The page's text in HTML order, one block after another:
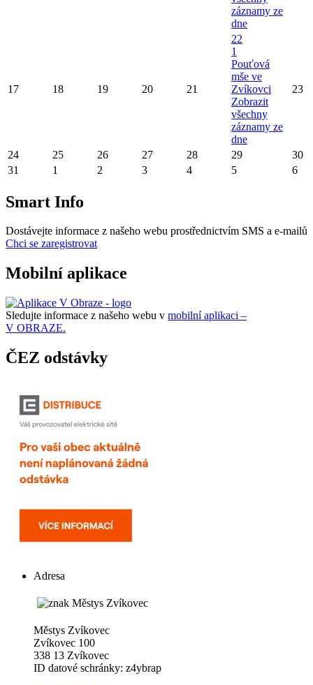
záznamy ze
dne
17 18 19 20 21
22
1
Pouťová
mše ve
Zvíkovci
Zobrazit
všechny
záznamy ze
dne
23
24 25 26 27 28 29
30
31
1 2 3 4 5 6
Smart Info
Dostávejte informace z našeho webu prostřednictvím SMS a e-mailů
Chci se zaregistrovat
Mobilní aplikace
Sledujte informace z našeho webu v mobilní aplikaci –
V OBRAZE.
ČEZ odstávky
Adresa
Městys Zvíkovec
Zvíkovec 100
338 13 Zvíkovec
ID datové schránky: z4ybrap